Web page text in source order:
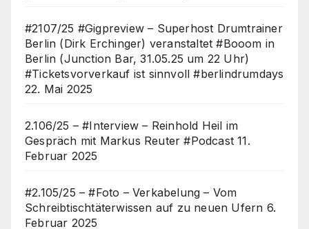
#2107/25 #Gigpreview – Superhost Drumtrainer
Berlin (Dirk Erchinger) veranstaltet #Booom in
Berlin (Junction Bar, 31.05.25 um 22 Uhr)
#Ticketsvorverkauf ist sinnvoll #berlindrumdays
22. Mai 2025
2.106/25 – #Interview – Reinhold Heil im
Gespräch mit Markus Reuter #Podcast 11.
Februar 2025
#2.105/25 – #Foto – Verkabelung – Vom
Schreibtischtäterwissen auf zu neuen Ufern 6.
Februar 2025